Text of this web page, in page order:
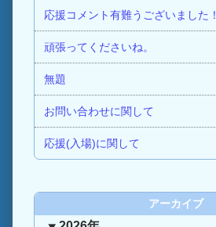
応援コメント有難うございました！
頑張ってくださいね。
無題
お問い合わせに関して
応援(入場)に関して
アーカイブ